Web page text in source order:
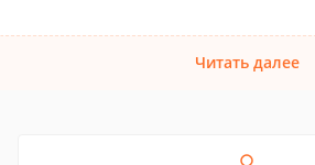
Читать далее